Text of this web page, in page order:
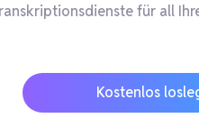
für all
Kostenlos